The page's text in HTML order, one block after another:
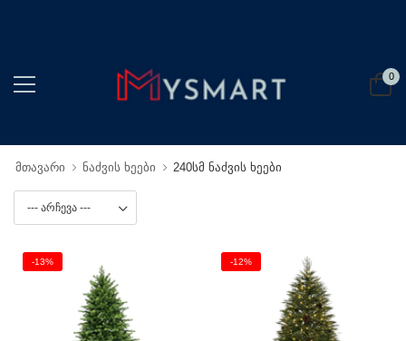
0
მთავარი ნაძვის ხეები 240სმ ნაძვის ხეები
-13% -12%